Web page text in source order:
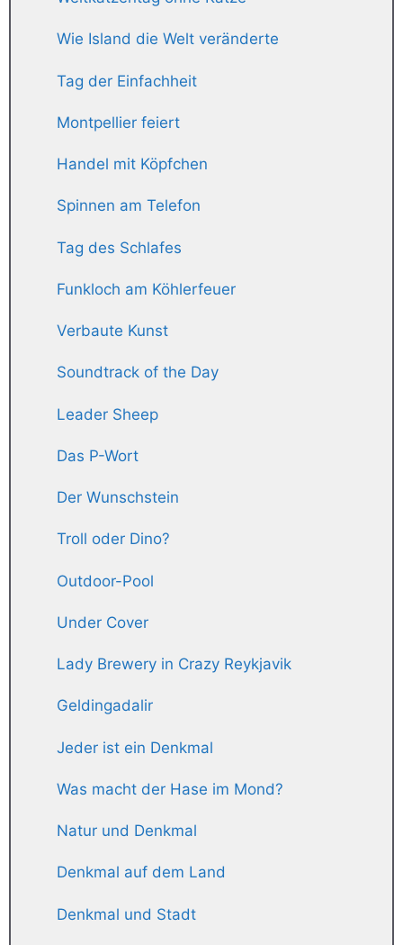
Wie Island die Welt veränderte
Tag der Einfachheit
Montpellier feiert
Handel mit Köpfchen
Spinnen am Telefon
Tag des Schlafes
Funkloch am Köhlerfeuer
Verbaute Kunst
Soundtrack of the Day
Leader Sheep
Das P-Wort
Der Wunschstein
Troll oder Dino?
Outdoor-Pool
Under Cover
Lady Brewery in Crazy Reykjavik
Geldingadalir
Jeder ist ein Denkmal
Was macht der Hase im Mond?
Natur und Denkmal
Denkmal auf dem Land
Denkmal und Stadt